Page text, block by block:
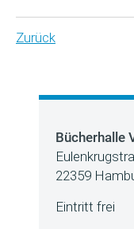
Zurück
Bücherhalle
22359
Eintritt frei